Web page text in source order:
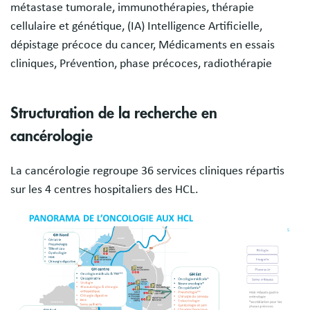
métastase tumorale, immunothérapies, thérapie
cellulaire et génétique, (IA) Intelligence Artificielle,
dépistage précoce du cancer, Médicaments en essais
cliniques, Prévention, phase précoces, radiothérapie
Structuration de la recherche en
cancérologie
La cancérologie regroupe 36 services cliniques répartis
sur les 4 centres hospitaliers des HCL.
Image